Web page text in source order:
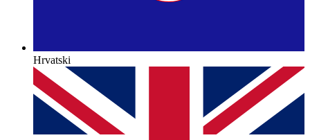
Hrvatski